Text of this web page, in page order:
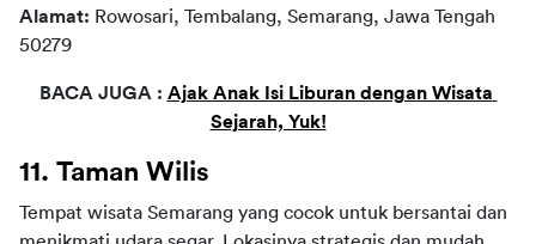
Alamat: Rowosari, Tembalang, Semarang, Jawa Tengah
50279
BACA JUGA : Ajak Anak Isi Liburan dengan Wisata
Sejarah, Yuk!
11. Taman Wilis
Tempat wisata Semarang yang cocok untuk bersantai dan